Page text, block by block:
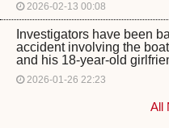
2026-02-13 00:08
Investigators have been
accident involving the
and his 18-year-old
2026-01-26 22:23
All